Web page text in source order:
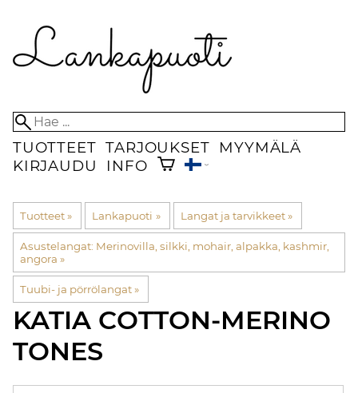
TUOTTEET TARJOUKSET
MYYMÄLÄ
KIRJAUDU
INFO
Tuotteet‪» Lankapuoti ‪» Langat ja tarvikkeet ‪»
Asustelangat: Merinovilla, silkki, mohair, alpakka, kashmir,
angora ‪»
Tuubi- ja pörrölangat‪»
KATIA COTTON-MERINO
TONES